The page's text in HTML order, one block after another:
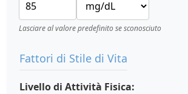
Lasciare al valore predefinito se sconosciuto
Fattori di Stile di Vita
Livello di Attività Fisica: